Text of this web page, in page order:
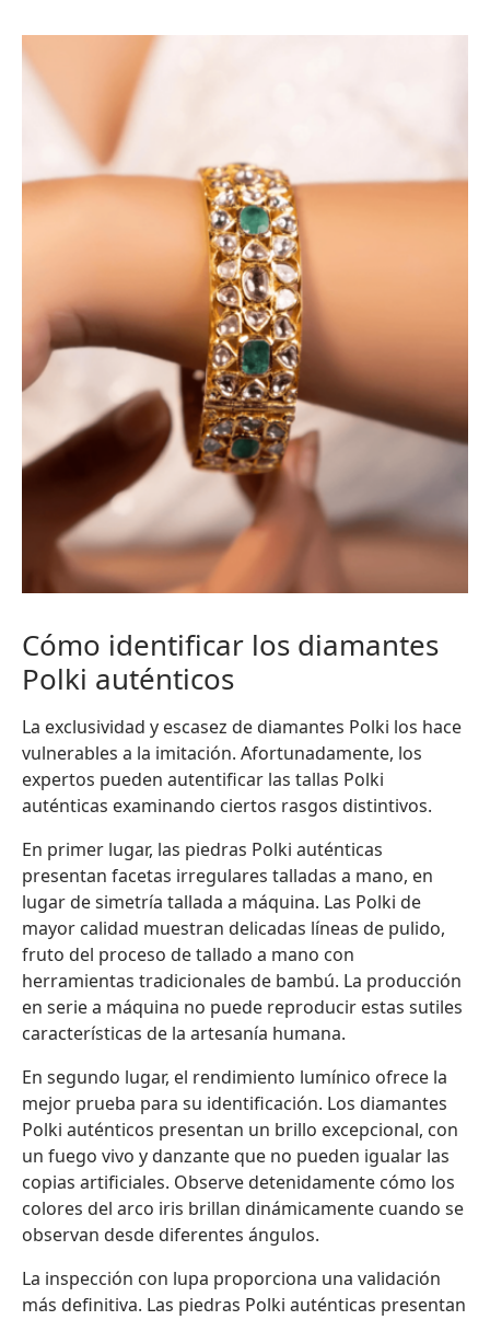
Cómo identificar los diamantes
Polki auténticos
La exclusividad y escasez de diamantes Polki los hace
vulnerables a la imitación. Afortunadamente, los
expertos pueden autentificar las tallas Polki
auténticas examinando ciertos rasgos distintivos.
En primer lugar, las piedras Polki auténticas
presentan facetas irregulares talladas a mano, en
lugar de simetría tallada a máquina. Las Polki de
mayor calidad muestran delicadas líneas de pulido,
fruto del proceso de tallado a mano con
herramientas tradicionales de bambú. La producción
en serie a máquina no puede reproducir estas sutiles
características de la artesanía humana.
En segundo lugar, el rendimiento lumínico ofrece la
mejor prueba para su identificación. Los diamantes
Polki auténticos presentan un brillo excepcional, con
un fuego vivo y danzante que no pueden igualar las
copias artificiales. Observe detenidamente cómo los
colores del arco iris brillan dinámicamente cuando se
observan desde diferentes ángulos.
La inspección con lupa proporciona una validación
más definitiva. Las piedras Polki auténticas presentan